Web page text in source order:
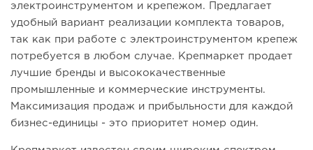
электроинструментом и крепежом. Предлагает
удобный вариант реализации комплекта товаров,
так как при работе с электроинструментом крепеж
потребуется в любом случае. Крепмаркет продает
лучшие бренды и высококачественные
промышленные и коммерческие инструменты.
Максимизация продаж и прибыльности для каждой
бизнес-единицы - это приоритет номер один.